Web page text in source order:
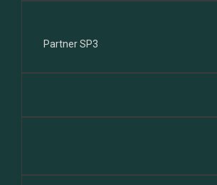
Partner SP3